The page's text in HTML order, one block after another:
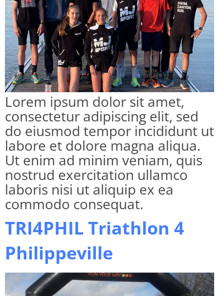
Lorem ipsum dolor sit amet,
consectetur adipiscing elit, sed
do eiusmod tempor incididunt ut
labore et dolore magna aliqua.
Ut enim ad minim veniam, quis
nostrud exercitation ullamco
laboris nisi ut aliquip ex ea
commodo consequat.
TRI4PHIL Triathlon 4
Philippeville